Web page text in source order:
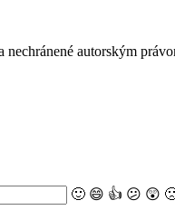
autorským
🙂 😄 👍 😕 😲